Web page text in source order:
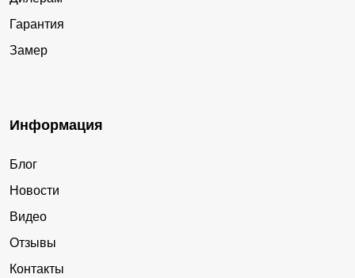
Гарантия
Замер
Информация
Блог
Новости
Видео
Отзывы
Контакты